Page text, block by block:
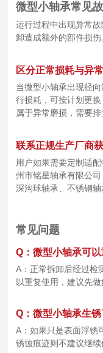
微型小轴承常见
运行过程中出现异常
卸造成额外的部件损伤
区分正常损耗与异
当微型小轴承出现径
行损耗，可按计划更
属于异常磨损，需要
联系正规生产厂商
用户如果需要定制适
州市铭星轴承有限公
深沟球轴承、不锈钢轴
常见问题
Q：微型小轴承可
A：正常拆卸后经过检
以重复使用，建议先
Q：微型小轴承生
A：如果只是表面浮锈
锈蚀痕迹则不建议继续